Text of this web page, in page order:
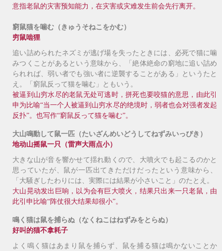
意指老鼠的灾害预知能力，在灾害或灾难发生前会先行离开。
窮鼠猫を噛む（きゅうそねこをかむ）
穷鼠啮狸
追い詰められたネズミが逃げ場を失ったときには、必死で猫に噛
みつくことがあるという意味から、「絶体絶命の窮地に追い詰め
られれば、弱い者でも強い者に逆襲することがある」というたと
え。「窮鼠反って猫を噛む」ともいう。
被逼到山穷水尽的老鼠无处可逃时，拼死也要咬猫的意思，由此引
申为比喻“当一个人被逼到山穷水尽的绝境时，弱者也会对强者发起
反扑”。也写作“窮鼠反って猫を噛む”。
大山鳴動して鼠一匹（たいざんめいどうしてねずみいっぴき）
地动山摇鼠一只（雷声大雨点小）
大きな山が音を響かせて揺れ動くので、大噴火でも起こるのかと
思っていたが、鼠が一匹出てきただけだったという意味から、
「大騒ぎしたわりには、実際には結果が小さいこと」のたとえ。
大山晃动发出巨响，以为会有巨大喷火，结果只出来一只老鼠，由
此引申比喻“阵仗很大结果却很小”。
鳴く猫は鼠を捕らぬ（なくねこはねずみをとらぬ）
好叫的猫不拿耗子
よく鳴く猫はあまり鼠を捕らず、鼠を捕る猫は鳴かないことか